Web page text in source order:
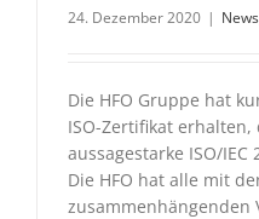
24. Dezember 2020 | News
Die HFO Gruppe hat
ISO-Zertifikat
aussagestarke ISO/
Die HFO hat alle mit
zusammenhängenden